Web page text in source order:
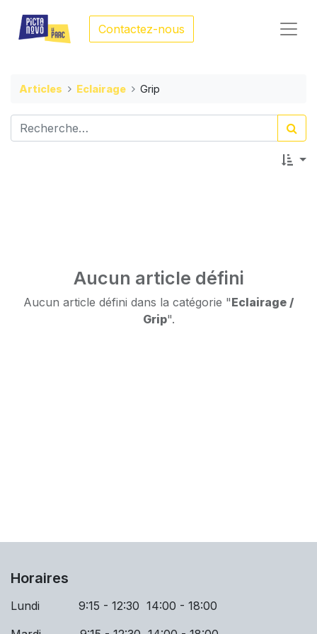
Contactez-nous
Articles Eclairage Grip
Aucun article défini
Aucun article défini dans la catégorie "Eclairage /
Grip".
Horaires
Lundi 9:15 - 12:30 14:00 - 18:00